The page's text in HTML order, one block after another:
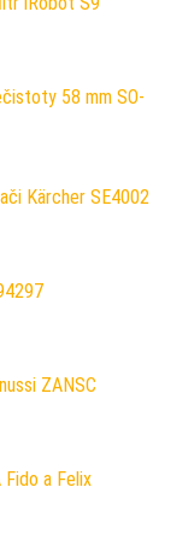
58 mm SO-
Kärcher SE4002
ZANSC
Fido a Felix